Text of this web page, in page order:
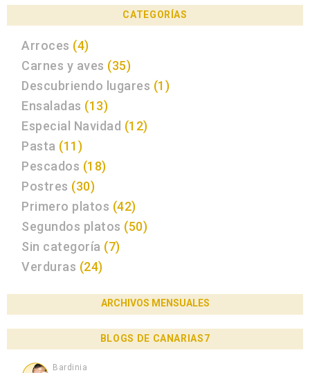
CATEGORÍAS
Arroces (4)
Carnes y aves (35)
Descubriendo lugares (1)
Ensaladas (13)
Especial Navidad (12)
Pasta (11)
Pescados (18)
Postres (30)
Primero platos (42)
Segundos platos (50)
Sin categoría (7)
Verduras (24)
ARCHIVOS MENSUALES
BLOGS DE CANARIAS7
Bardinia